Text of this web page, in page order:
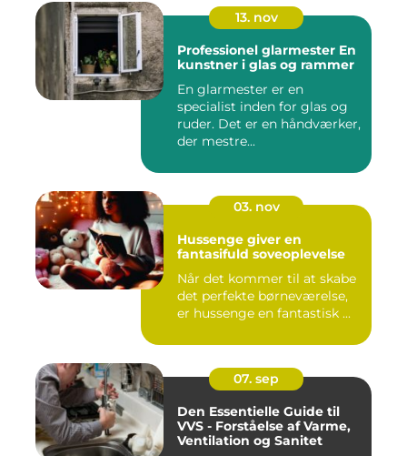
13. nov
Professionel glarmester En
kunstner i glas og rammer
En glarmester er en
specialist inden for glas og
ruder. Det er en håndværker,
der mestre...
03. nov
Hussenge giver en
fantasifuld soveoplevelse
Når det kommer til at skabe
det perfekte børneværelse,
er hussenge en fantastisk ...
07. sep
Den Essentielle Guide til
VVS - Forståelse af Varme,
Ventilation og Sanitet